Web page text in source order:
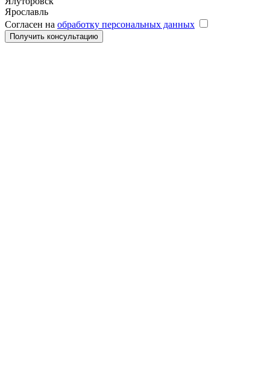
Ярославль
Согласен на обработку персональных данных
Получить консультацию